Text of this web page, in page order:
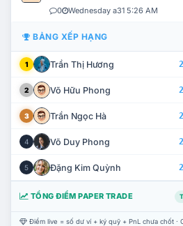
0 Wednesday a31 5:26 AM
BẢNG XẾP HẠNG
1 Trần Thị Hương
2 Võ Hữu Phong
3 Trần Ngọc Hà
4 Võ Duy Phong
5 Đặng Kim Quỳnh
TỔNG ĐIỂM PAPER TRADE
Điểm live = số dư ví + ký quỹ + PnL chưa chốt ·